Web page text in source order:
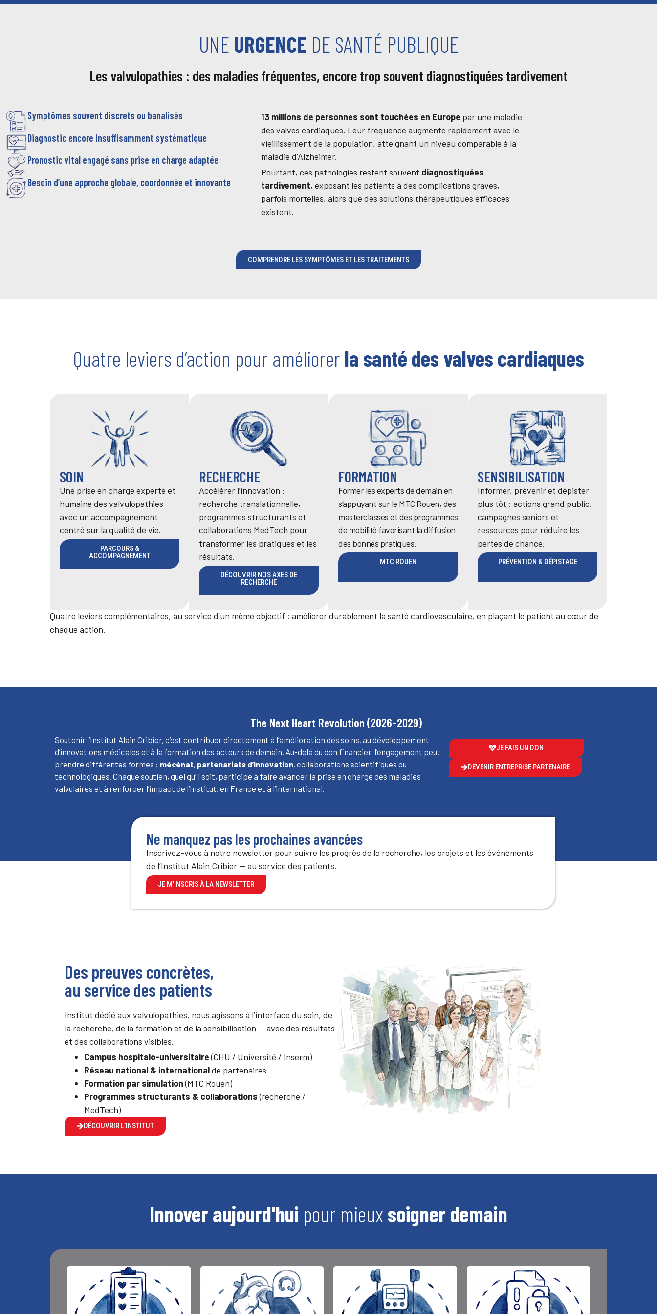
UNE URGENCE DE SANTÉ PUBLIQUE
Les valvulopathies : des maladies fréquentes, encore trop souvent diagnostiquées tardivement
Symptômes souvent discrets ou banalisés
Diagnostic encore insuffisamment systématique
Pronostic vital engagé sans prise en charge adaptée
Besoin d’une approche globale, coordonnée et innovante
13 millions de personnes sont touchées en Europe par une maladie
des valves cardiaques. Leur fréquence augmente rapidement avec le
vieillissement de la population, atteignant un niveau comparable à la
maladie d’Alzheimer.
Pourtant, ces pathologies restent souvent diagnostiquées
tardivement, exposant les patients à des complications graves,
parfois mortelles, alors que des solutions thérapeutiques efficaces
existent.
COMPRENDRE LES SYMPTÔMES ET LES TRAITEMENTS
Quatre leviers d’action pour améliorer la santé des valves cardiaques
SOIN
Une prise en charge experte et
humaine des valvulopathies
avec un accompagnement
centré sur la qualité de vie.
PARCOURS &
ACCOMPAGNEMENT
RECHERCHE
Accélérer l’innovation :
recherche translationnelle,
programmes structurants et
collaborations MedTech pour
transformer les pratiques et les
résultats.
DÉCOUVRIR NOS AXES DE
RECHERCHE
FORMATION
Former les experts de demain en
s’appuyant sur le MTC Rouen, des
masterclasses et des programmes
de mobilité favorisant la diffusion
des bonnes pratiques.
MTC ROUEN
SENSIBILISATION
Informer, prévenir et dépister
plus tôt : actions grand public,
campagnes seniors et
ressources pour réduire les
pertes de chance.
PRÉVENTION & DÉPISTAGE
Quatre leviers complémentaires, au service d’un même objectif : améliorer durablement la santé cardiovasculaire, en plaçant le patient au cœur de
chaque action.
The Next Heart Revolution (2026–2029)
Soutenir l’Institut Alain Cribier, c’est contribuer directement à l’amélioration des soins, au développement
d’innovations médicales et à la formation des acteurs de demain. Au-delà du don financier, l’engagement peut
prendre différentes formes : mécénat, partenariats d’innovation, collaborations scientifiques ou
technologiques. Chaque soutien, quel qu’il soit, participe à faire avancer la prise en charge des maladies
valvulaires et à renforcer l’impact de l’Institut, en France et à l’international.
JE FAIS UN DON
DEVENIR ENTREPRISE PARTENAIRE
Ne manquez pas les prochaines avancées
Inscrivez-vous à notre newsletter pour suivre les progrès de la recherche, les projets et les événements
de l’Institut Alain Cribier — au service des patients.
JE M'INSCRIS À LA NEWSLETTER
Des preuves concrètes,
au service des patients
Institut dédié aux valvulopathies, nous agissons à l’interface du soin, de
la recherche, de la formation et de la sensibilisation — avec des résultats
et des collaborations visibles.
Campus hospitalo-universitaire(CHU / Université / Inserm)
Réseau national & internationalde partenaires
Formation par simulation(MTC Rouen)
Programmes structurants & collaborations(recherche /
MedTech)
DÉCOUVRIR L’INSTITUT
Innover aujourd'hui pour mieux soigner demain